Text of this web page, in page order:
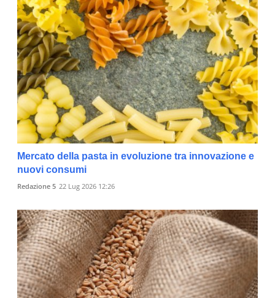
Mercato della pasta in evoluzione tra innovazione e
nuovi consumi
Redazione 5 22 Lug 2026 12:26